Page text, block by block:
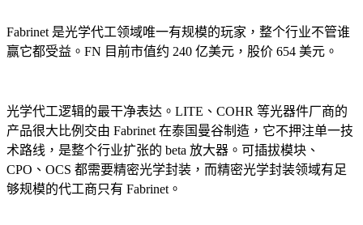
Fabrinet 是光学代工领域唯一有规模的玩家，整个行业不管谁
赢它都受益。FN 目前市值约 240 亿美元，股价 654 美元。
光学代工逻辑的最干净表达。LITE、COHR 等光器件厂商的
产品很大比例交由 Fabrinet 在泰国曼谷制造，它不押注单一技
术路线，是整个行业扩张的 beta 放大器。可插拔模块、
CPO、OCS 都需要精密光学封装，而精密光学封装领域有足
够规模的代工商只有 Fabrinet。